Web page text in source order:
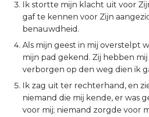
Romeinen
1 Korinthe
2 Korinthe
Galaten
Ik stortte mijn klacht uit voor
gaf te kennen voor Zijn
benauwdheid.
Als mijn geest in mij overstelpt
mijn pad gekend. Zij hebben
verborgen op den weg dien ik
Ik zag uit ter rechterhand, en
niemand die mij kende, er was
voor mij; niemand zorgde voor